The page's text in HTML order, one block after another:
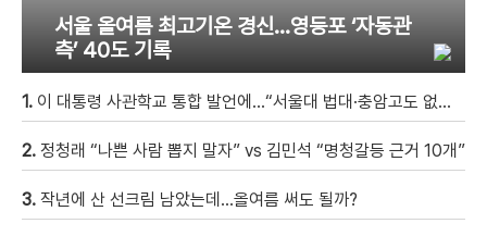
서울 올여름 최고기온 경신…영등포 ‘자동관
측’ 40도 기록
1. 이 대통령 사관학교 통합 발언에…“서울대 법대·충암고도 없애나”
2. 정청래 “나쁜 사람 뽑지 말자” vs 김민석 “명청갈등 근거 10개”
3. 작년에 산 선크림 남았는데…올여름 써도 될까?